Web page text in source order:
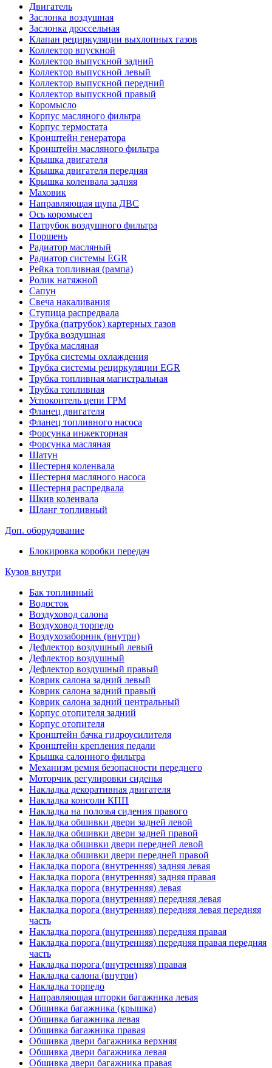
Двигатель
Заслонка воздушная
Заслонка дроссельная
Клапан рециркуляции выхлопных газов
Коллектор впускной
Коллектор выпускной задний
Коллектор выпускной левый
Коллектор выпускной передний
Коллектор выпускной правый
Коромысло
Корпус масляного фильтра
Корпус термостата
Кронштейн генератора
Кронштейн масляного фильтра
Крышка двигателя
Крышка двигателя передняя
Крышка коленвала задняя
Маховик
Направляющая щупа ДВС
Ось коромысел
Патрубок воздушного фильтра
Поршень
Радиатор масляный
Радиатор системы EGR
Рейка топливная (рампа)
Ролик натяжной
Сапун
Свеча накаливания
Ступица распредвала
Трубка (патрубок) картерных газов
Трубка воздушная
Трубка масляная
Трубка системы охлаждения
Трубка системы рециркуляции EGR
Трубка топливная магистральная
Трубка топливная
Успокоитель цепи ГРМ
Фланец двигателя
Фланец топливного насоса
Форсунка инжекторная
Форсунка масляная
Шатун
Шестерня коленвала
Шестерня масляного насоса
Шестерня распредвала
Шкив коленвала
Шланг топливный
Доп. оборудование
Блокировка коробки передач
Кузов внутри
Бак топливный
Водосток
Воздуховод салона
Воздуховод торпедо
Воздухозаборник (внутри)
Дефлектор воздушный левый
Дефлектор воздушный
Дефлектор воздушный правый
Коврик салона задний левый
Коврик салона задний правый
Коврик салона задний центральный
Корпус отопителя задний
Корпус отопителя
Кронштейн бачка гидроусилителя
Кронштейн крепления педали
Крышка салонного фильтра
Механизм ремня безопасности переднего
Моторчик регулировки сиденья
Накладка декоративная двигателя
Накладка консоли КПП
Накладка на полозья сидения правого
Накладка обшивки двери задней левой
Накладка обшивки двери задней правой
Накладка обшивки двери передней левой
Накладка обшивки двери передней правой
Накладка порога (внутренняя) задняя левая
Накладка порога (внутренняя) задняя правая
Накладка порога (внутренняя) левая
Накладка порога (внутренняя) передняя левая
Накладка порога (внутренняя) передняя левая передняя
часть
Накладка порога (внутренняя) передняя правая
Накладка порога (внутренняя) передняя правая передняя
часть
Накладка порога (внутренняя) правая
Накладка салона (внутри)
Накладка торпедо
Направляющая шторки багажника левая
Обшивка багажника (крышка)
Обшивка багажника левая
Обшивка багажника правая
Обшивка двери багажника верхняя
Обшивка двери багажника левая
Обшивка двери багажника правая